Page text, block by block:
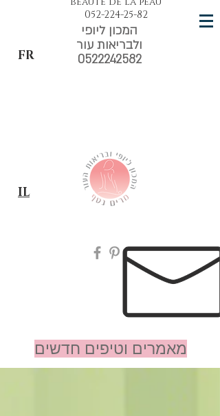
FR
המכון ליופי
ולבריאות עור
0522242582
052-224-25-82
IL
מאמרים וטיפים חדשים